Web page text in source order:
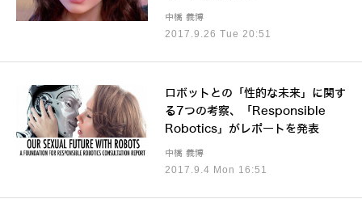
2017.9.26 Tue 20:51
中橋 義博
2017.9.4 Mon 16:51
ロボットとの「性的な未来」に関す
る7つの考察、「Responsible
Robotics」がレポートを発表
中橋 義博